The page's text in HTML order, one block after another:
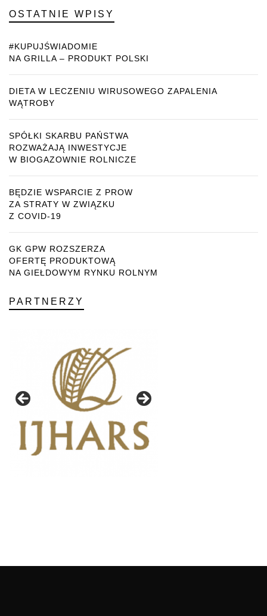
OSTATNIE WPISY
#KUPUJŚWIADOMIE
NA GRILLA – PRODUKT POLSKI
DIETA W LECZENIU WIRUSOWEGO ZAPALENIA
WĄTROBY
SPÓŁKI SKARBU PAŃSTWA
ROZWAŻAJĄ INWESTYCJE
W BIOGAZOWNIE ROLNICZE
BĘDZIE WSPARCIE Z PROW
ZA STRATY W ZWIĄZKU
Z COVID-19
GK GPW ROZSZERZA
OFERTĘ PRODUKTOWĄ
NA GIEŁDOWYM RYNKU ROLNYM
PARTNERZY